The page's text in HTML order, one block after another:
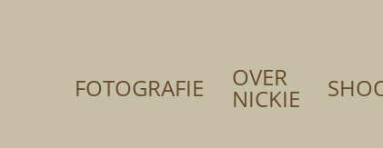
FOTOGRAFIE OVER
NICKIE